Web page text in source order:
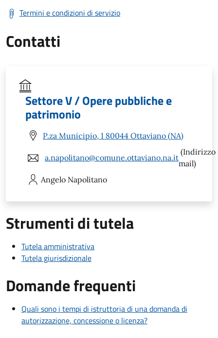
Termini e condizioni di servizio
Contatti
Settore V / Opere pubbliche e
patrimonio
P.za Municipio, 1 80044 Ottaviano (NA)
a.napolitano@comune.ottaviano.na.it
(Indirizzo
mail)
Angelo Napolitano
Strumenti di tutela
Tutela amministrativa
Tutela giurisdizionale
Domande frequenti
Quali sono i tempi di istruttoria di una domanda di
autorizzazione, concessione o licenza?